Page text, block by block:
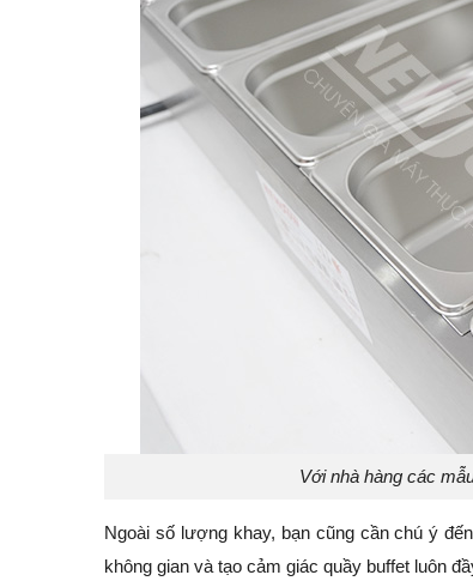
Với nhà hàng các
Ngoài số lượng khay, bạn cũng cần chú ý
không gian và tạo cảm giác quầy buffet luôn